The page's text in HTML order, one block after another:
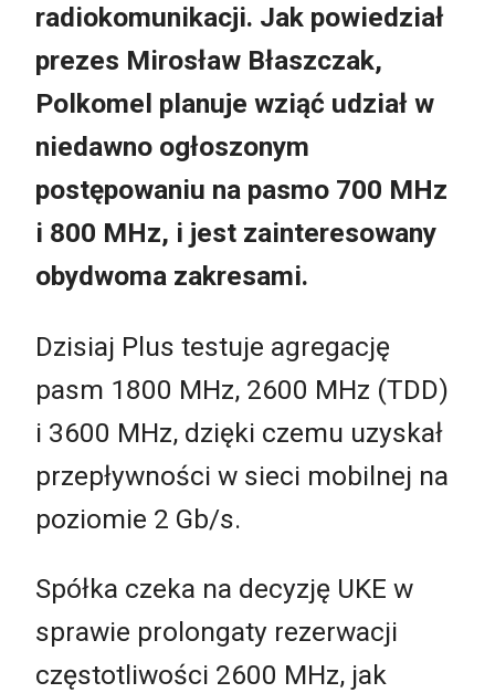
radiokomunikacji. Jak powiedział
prezes Mirosław Błaszczak,
Polkomel planuje wziąć udział w
niedawno ogłoszonym
postępowaniu na pasmo 700 MHz
i 800 MHz, i jest zainteresowany
obydwoma zakresami.
Dzisiaj Plus testuje agregację
pasm 1800 MHz, 2600 MHz (TDD)
i 3600 MHz, dzięki czemu uzyskał
przepływności w sieci mobilnej na
poziomie 2 Gb/s.
Spółka czeka na decyzję UKE w
sprawie prolongaty rezerwacji
częstotliwości 2600 MHz, jak